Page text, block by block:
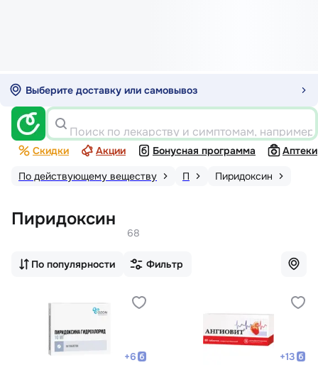
Выберите доставку или самовывоз
Поиск по лекарству и симптомам,
Скидки Акции Бонусная программа
Аптеки
По действующему веществу
П Пиридоксин
Пиридоксин
68
По популярности Фильтр
+6 +13